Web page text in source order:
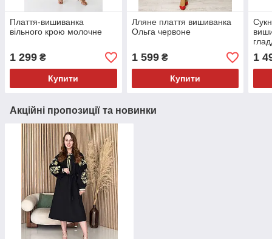
Плаття-вишиванка
вільного крою молочне
1 299 ₴
Купити
Лляне плаття вишиванка
Ольга червоне
1 599₴
Купити
1
Акційні пропозиції та новинки